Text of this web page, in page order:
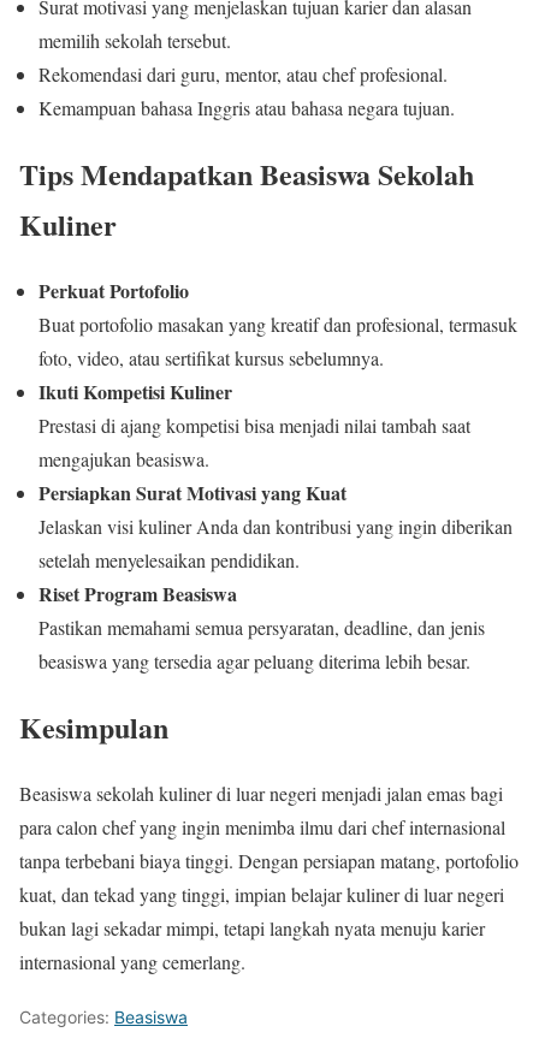
Surat motivasi yang menjelaskan tujuan karier dan alasan
memilih sekolah tersebut.
Rekomendasi dari guru, mentor, atau chef profesional.
Kemampuan bahasa Inggris atau bahasa negara tujuan.
Tips Mendapatkan Beasiswa Sekolah
Kuliner
Perkuat Portofolio
Buat portofolio masakan yang kreatif dan profesional, termasuk
foto, video, atau sertifikat kursus sebelumnya.
Ikuti Kompetisi Kuliner
Prestasi di ajang kompetisi bisa menjadi nilai tambah saat
mengajukan beasiswa.
Persiapkan Surat Motivasi yang Kuat
Jelaskan visi kuliner Anda dan kontribusi yang ingin diberikan
setelah menyelesaikan pendidikan.
Riset Program Beasiswa
Pastikan memahami semua persyaratan, deadline, dan jenis
beasiswa yang tersedia agar peluang diterima lebih besar.
Kesimpulan
Beasiswa sekolah kuliner di luar negeri menjadi jalan emas bagi
para calon chef yang ingin menimba ilmu dari chef internasional
tanpa terbebani biaya tinggi. Dengan persiapan matang, portofolio
kuat, dan tekad yang tinggi, impian belajar kuliner di luar negeri
bukan lagi sekadar mimpi, tetapi langkah nyata menuju karier
internasional yang cemerlang.
Categories: Beasiswa